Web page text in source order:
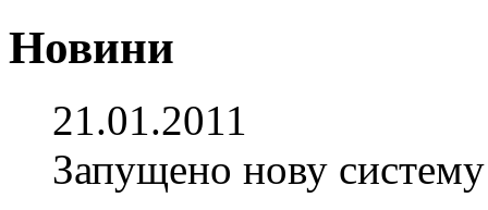
Новини
21.01.2011
Запущено нову